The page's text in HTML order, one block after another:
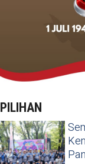
PILIHAN